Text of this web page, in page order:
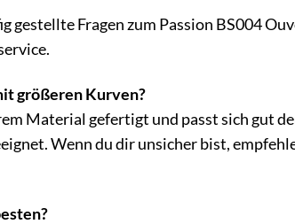
gestellte Fragen zum Passion BS004
größeren Kurven?
Material gefertigt und passt sich gut
Wenn du dir unsicher bist,